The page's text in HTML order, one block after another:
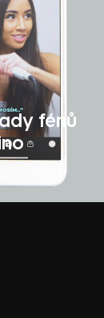
fénů